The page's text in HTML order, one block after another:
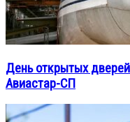
День открытых
Авиастар-СП